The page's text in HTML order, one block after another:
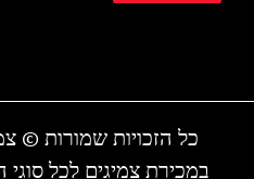
כל הזכויות שמורות ©